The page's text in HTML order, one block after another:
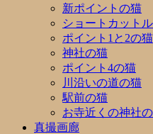
新ポイントの猫
ショートカット
ポイント1と2の猫
神社の猫
ポイント4の猫
川沿いの道の猫
駅前の猫
お寺近くの神社
真撮画廊